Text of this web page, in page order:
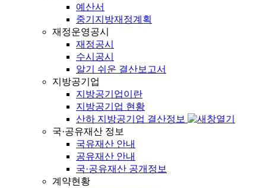
예산서
중기지방재정계획
재정운영공시
재정공시
수시공시
알기 쉬운 결산보고서
지방공기업
지방공기업이란
지방공기업 현황
산하 지방공기업 결산정보
국·공유재산 정보
국유재산 안내
공유재산 안내
국·공유재산 공개정보
계약현황